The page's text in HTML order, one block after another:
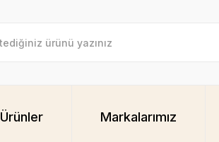
Ürünler Markalarımız